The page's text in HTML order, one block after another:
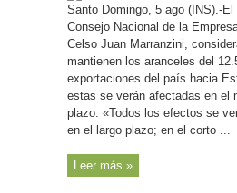
Santo Domingo, 5 ago (INS).-El
Consejo Nacional de la
Celso Juan Marranzini,
mantienen los aranceles del
exportaciones del país hacia
estas se verán afectadas en el
plazo. «Todos los efectos se
en el largo plazo; en el corto ...
Leer más »